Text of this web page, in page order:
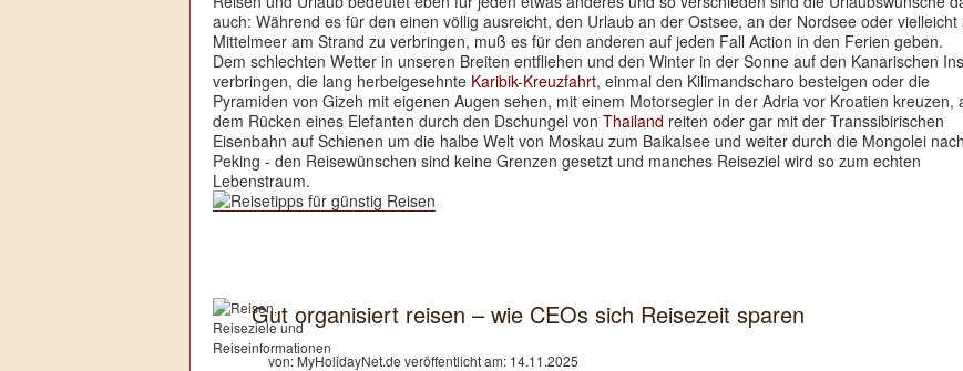
auch: Während es für den einen völlig ausreicht, den Urlaub an der Ostsee, an der Nordsee oder vielleicht
Mittelmeer am Strand zu verbringen, muß es für den anderen auf jeden Fall Action in den Ferien geben.
Dem schlechten Wetter in unseren Breiten entfliehen und den Winter in der Sonne auf den Kanarischen
verbringen, die lang herbeigesehnte Karibik-Kreuzfahrt, einmal den Kilimandscharo besteigen oder die
Pyramiden von Gizeh mit eigenen Augen sehen, mit einem Motorsegler in der Adria vor Kroatien kreuzen,
dem Rücken eines Elefanten durch den Dschungel von Thailand reiten oder gar mit der Transsibirischen
Eisenbahn auf Schienen um die halbe Welt von Moskau zum Baikalsee und weiter durch die Mongolei nach
Peking - den Reisewünschen sind keine Grenzen gesetzt und manches Reiseziel wird so zum echten
Lebenstraum.
Gut organisiert reisen – wie CEOs sich Reisezeit sparen
von: MyHolidayNet.de veröffentlicht am: 14.11.2025